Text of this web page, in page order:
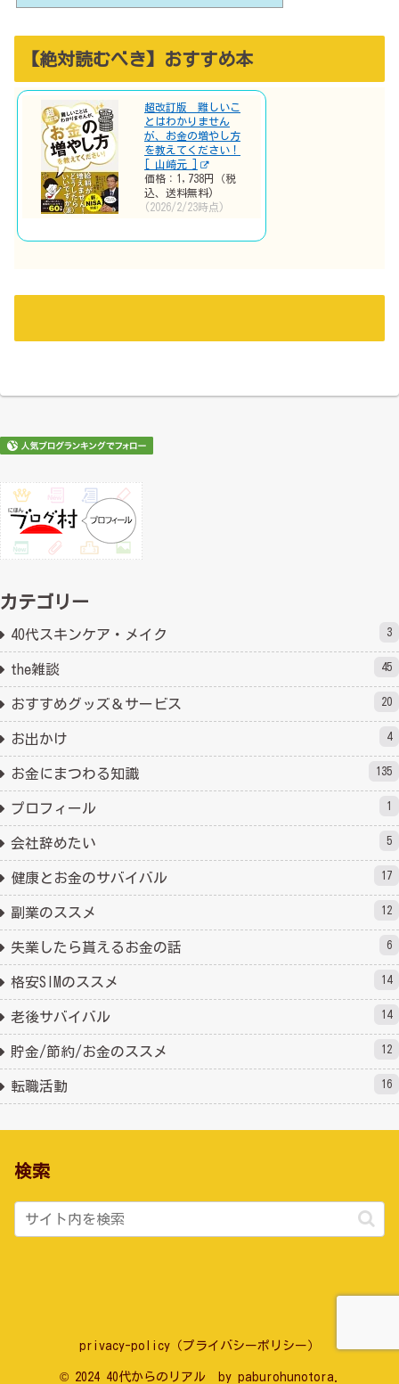
【絶対読むべき】おすすめ本
超改訂版 難しいこ
とはわかりません
が、お金の増やし方
を教えてください！
[ 山崎元 ]
価格：1,738円（税
込、送料無料)
(2026/2/23時点)
カテゴリー
40代スキンケア・メイク 3
the雑談 45
おすすめグッズ＆サービス 20
お出かけ 4
お金にまつわる知識 135
プロフィール 1
会社辞めたい 5
健康とお金のサバイバル 17
副業のススメ 12
失業したら貰えるお金の話 6
格安SIMのススメ 14
老後サバイバル 14
貯金/節約/お金のススメ 12
転職活動 16
検索
privacy-policy（プライバシーポリシー）
© 2024 40代からのリアル by paburohunotora.